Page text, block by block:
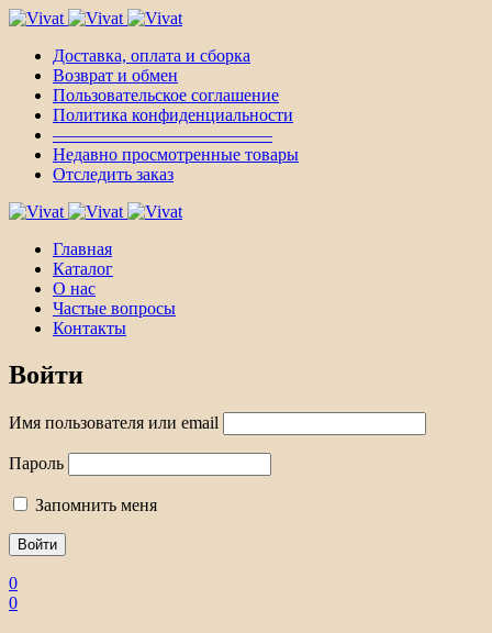
Доставка, оплата и сборка
Возврат и обмен
Пользовательское соглашение
Политика конфиденциальности
————————————–
Недавно просмотренные товары
Отследить заказ
Главная
Каталог
О нас
Частые вопросы
Контакты
Войти
Имя пользователя или email
Пароль
Запомнить меня
0
0